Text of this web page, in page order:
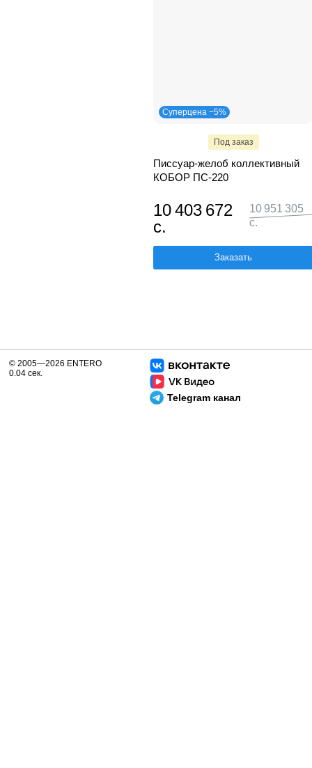
Суперцена −5%
Под заказ
Писсуар-желоб коллективный
КОБОР ПС-220
10 403 672
с.
10 951 305
с.
Заказать
Telegram канал
© 2005—2026 ENTERO
0.04 сек.